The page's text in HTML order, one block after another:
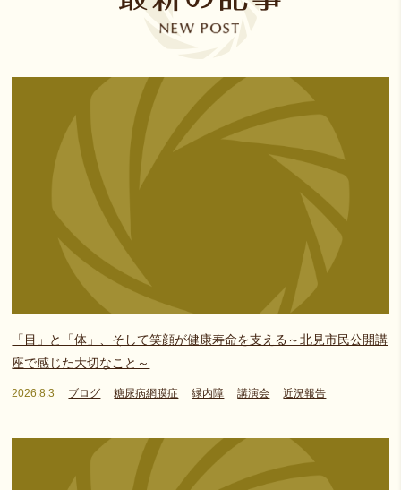
「目」と「体」、そして笑顔が健康寿命を支える～北見市民公開講
座で感じた大切なこと～
2026.8.3 ブログ 糖尿病網膜症 緑内障 講演会 近況報告